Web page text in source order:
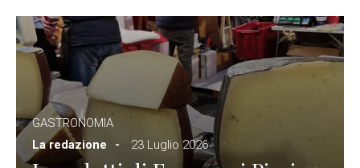
GASTRONOMIA
La redazione
23 Luglio 2026